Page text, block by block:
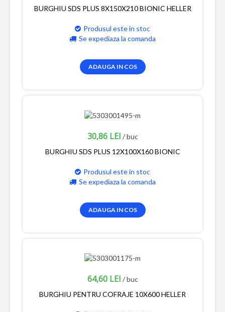
BURGHIU SDS PLUS 8X150X210 BIONIC HELLER
Produsul este in stoc
Se expediaza la comanda
ADAUGA IN COS
30,86 LEI / buc
BURGHIU SDS PLUS 12X100X160 BIONIC
Produsul este in stoc
Se expediaza la comanda
ADAUGA IN COS
64,60 LEI / buc
BURGHIU PENTRU COFRAJE 10X600 HELLER